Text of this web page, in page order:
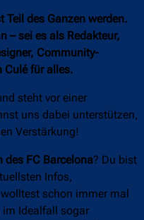
des Ganzen werden.
– sei es als Redakteur,
Community-
Culé für alles.
steht vor einer
uns dabei unterstützen,
Verstärkung!
des FC Barcelona? Du bist
Infos,
schon immer mal
im Idealfall sogar